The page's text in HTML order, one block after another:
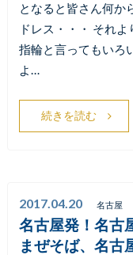
となると皆さん何か
ドレス・・・ それ
指輪と言ってもいろ
よ…
続きを読む
2017.04.20 名古屋
名古屋発！名古
まぜそば、名古